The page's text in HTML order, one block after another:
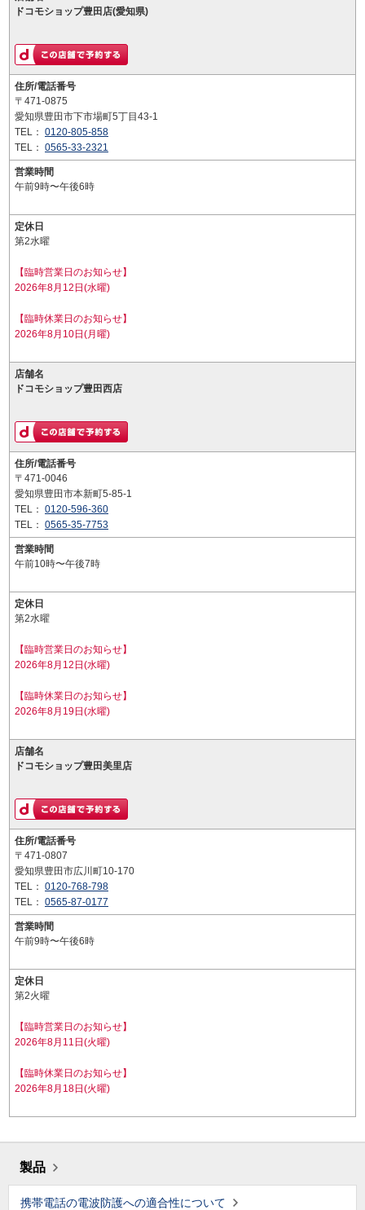
ドコモショップ豊田店(愛知県)
住所/電話番号
〒471-0875
愛知県豊田市下市場町5丁目43-1
TEL： 0120-805-858
TEL： 0565-33-2321
営業時間
午前9時〜午後6時
定休日
第2水曜
【臨時営業日のお知らせ】
2026年8月12日(水曜)
【臨時休業日のお知らせ】
2026年8月10日(月曜)
店舗名
ドコモショップ豊田西店
住所/電話番号
〒471-0046
愛知県豊田市本新町5-85-1
TEL： 0120-596-360
TEL： 0565-35-7753
営業時間
午前10時〜午後7時
定休日
第2水曜
【臨時営業日のお知らせ】
2026年8月12日(水曜)
【臨時休業日のお知らせ】
2026年8月19日(水曜)
店舗名
ドコモショップ豊田美里店
住所/電話番号
〒471-0807
愛知県豊田市広川町10-170
TEL： 0120-768-798
TEL： 0565-87-0177
営業時間
午前9時〜午後6時
定休日
第2火曜
【臨時営業日のお知らせ】
2026年8月11日(火曜)
【臨時休業日のお知らせ】
2026年8月18日(火曜)
製品
携帯電話の電波防護への適合性について